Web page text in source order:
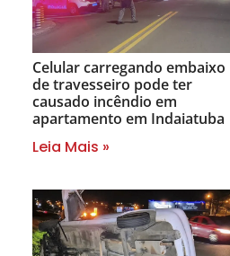
Celular carregando embaixo
de travesseiro pode ter
causado incêndio em
apartamento em Indaiatuba
Leia Mais »